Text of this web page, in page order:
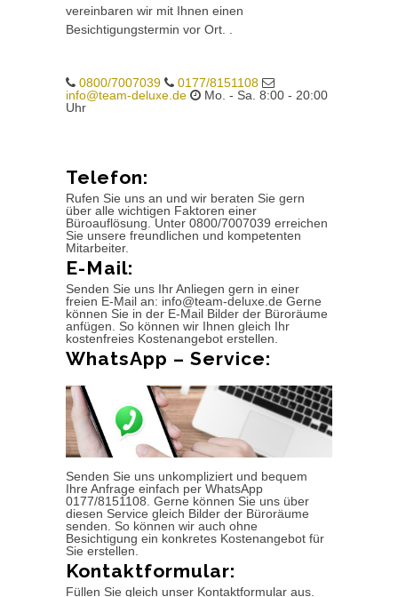
vereinbaren wir mit Ihnen einen
Besichtigungstermin vor Ort. .
0800/7007039
0177/8151108
info@team-deluxe.de
Mo. - Sa. 8:00 - 20:00
Uhr
Telefon:
Rufen Sie uns an und wir beraten Sie gern
über alle wichtigen Faktoren einer
Büroauflösung. Unter 0800/7007039 erreichen
Sie unsere freundlichen und kompetenten
Mitarbeiter.
E-Mail:
Senden Sie uns Ihr Anliegen gern in einer
freien E-Mail an: info@team-deluxe.de Gerne
können Sie in der E-Mail Bilder der Büroräume
anfügen. So können wir Ihnen gleich Ihr
kostenfreies Kostenangebot erstellen.
WhatsApp – Service:
Senden Sie uns unkompliziert und bequem
Ihre Anfrage einfach per WhatsApp
0177/8151108. Gerne können Sie uns über
diesen Service gleich Bilder der Büroräume
senden. So können wir auch ohne
Besichtigung ein konkretes Kostenangebot für
Sie erstellen.
Kontaktformular:
Füllen Sie gleich unser Kontaktformular aus.